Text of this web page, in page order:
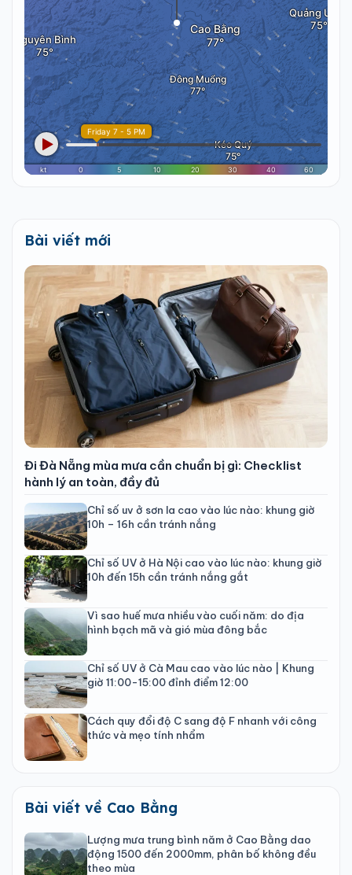
Bài viết mới
Đi Đà Nẵng mùa mưa cần chuẩn bị gì: Checklist
hành lý an toàn, đầy đủ
Chỉ số uv ở sơn la cao vào lúc nào: khung giờ
10h – 16h cần tránh nắng
Chỉ số UV ở Hà Nội cao vào lúc nào: khung giờ
10h đến 15h cần tránh nắng gắt
Vì sao huế mưa nhiều vào cuối năm: do địa
hình bạch mã và gió mùa đông bắc
Chỉ số UV ở Cà Mau cao vào lúc nào | Khung
giờ 11:00-15:00 đỉnh điểm 12:00
Cách quy đổi độ C sang độ F nhanh với công
thức và mẹo tính nhẩm
Bài viết về Cao Bằng
Lượng mưa trung bình năm ở Cao Bằng dao
động 1500 đến 2000mm, phân bố không đều
theo mùa